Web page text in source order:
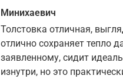
Минихаевич
Толстовка отличная,
отлично сохраняет тепло
заявленному, сидит
изнутри, но это